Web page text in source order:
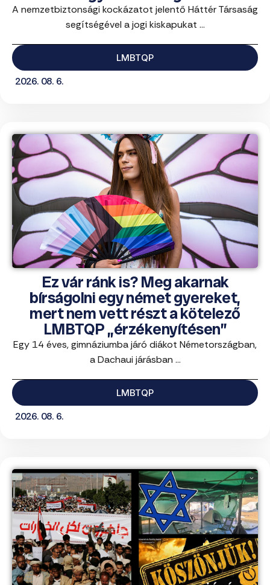
A nemzetbiztonsági kockázatot jelentő Háttér Társaság
segítségével a jogi kiskapukat ...
LMBTQP
2026. 08. 6.
Ez vár ránk is? Meg akarnak
bírságolni egy német gyereket,
mert nem vett részt a kötelező
LMBTQP „érzékenyítésen”
Egy 14 éves, gimnáziumba járó diákot Németországban,
a Dachaui járásban ...
LMBTQP
2026. 08. 6.